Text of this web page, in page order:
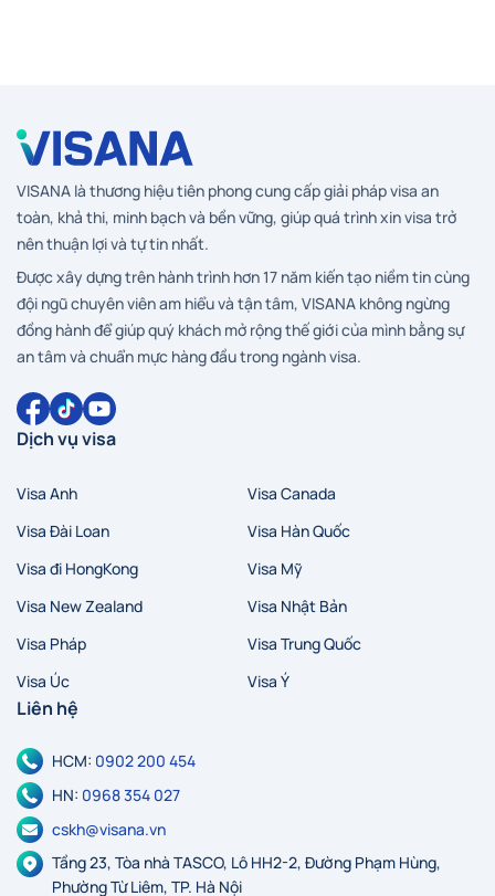
VISANA là thương hiệu tiên phong cung cấp giải pháp visa an
toàn, khả thi, minh bạch và bền vững, giúp quá trình xin visa trở
nên thuận lợi và tự tin nhất.
Được xây dựng trên hành trình hơn 17 năm kiến tạo niềm tin cùng
đội ngũ chuyên viên am hiểu và tận tâm, VISANA không ngừng
đồng hành để giúp quý khách mở rộng thế giới của mình bằng sự
an tâm và chuẩn mực hàng đầu trong ngành visa.
Dịch vụ visa
Visa Anh
Visa Canada
Visa Đài Loan
Visa Hàn Quốc
Visa đi HongKong
Visa Mỹ
Visa New Zealand
Visa Nhật Bản
Visa Pháp
Visa Trung Quốc
Visa Úc
Visa Ý
Liên hệ
HCM: 0902 200 454
HN: 0968 354 027
cskh@visana.vn
Tầng 23, Tòa nhà TASCO, Lô HH2-2, Đường Phạm Hùng,
Phường Từ Liêm, TP. Hà Nội